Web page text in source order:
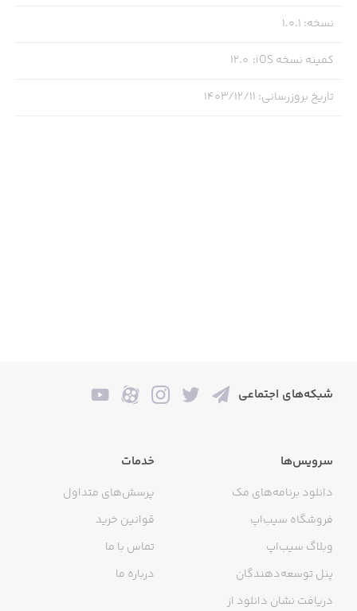
نسخه:
1.0.1
کمینه نسخه iOS :
12.0
تاریخ بروزرسانی: ۱۴۰۳/۱۲/۱۱
شبکه‌های اجتماعی
سرویس‌ها
دانلود برنامه‌های مک
فروشگاه سیب‌اپ
وبلاگ سیب‌اپ
پنل توسعه‌دهندگان
دریافت نشان دانلود از
خدمات
پرسش‌های متداول
قوانین خرید
تماس با ما
درباره ما